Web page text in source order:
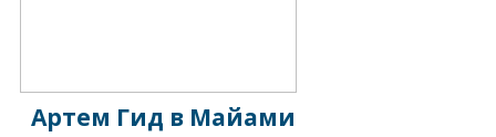
Артем Гид в Майами